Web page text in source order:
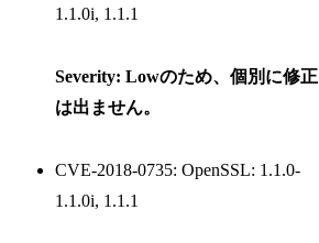
1.1.0i, 1.1.1
Severity: Lowのため、個別に修正
は出ません。
CVE-2018-0735: OpenSSL: 1.1.0-
1.1.0i, 1.1.1